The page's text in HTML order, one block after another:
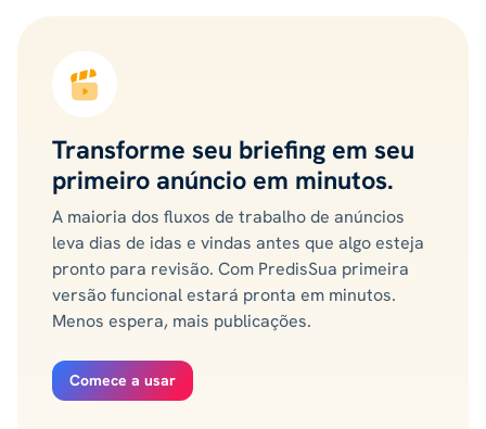
Transforme seu briefing em seu
primeiro anúncio em minutos.
A maioria dos fluxos de trabalho de anúncios
leva dias de idas e vindas antes que algo esteja
pronto para revisão. Com PredisSua primeira
versão funcional estará pronta em minutos.
Menos espera, mais publicações.
Comece a usar